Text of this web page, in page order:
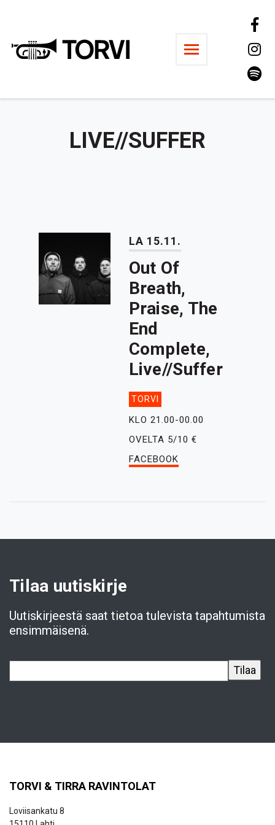
Ravintola Torvi
LIVE//SUFFER
LA 15.11.
Out Of
Breath,
Praise, The
End
Complete,
Live//Suffer
TORVI
KLO 21.00-00.00
OVELTA 5/10 €
FACEBOOK
Tilaa uutiskirje
Uutiskirjeestä saat tietoa tulevista tapahtumista
ensimmäisenä.
TORVI & TIRRA RAVINTOLAT
Loviisankatu 8